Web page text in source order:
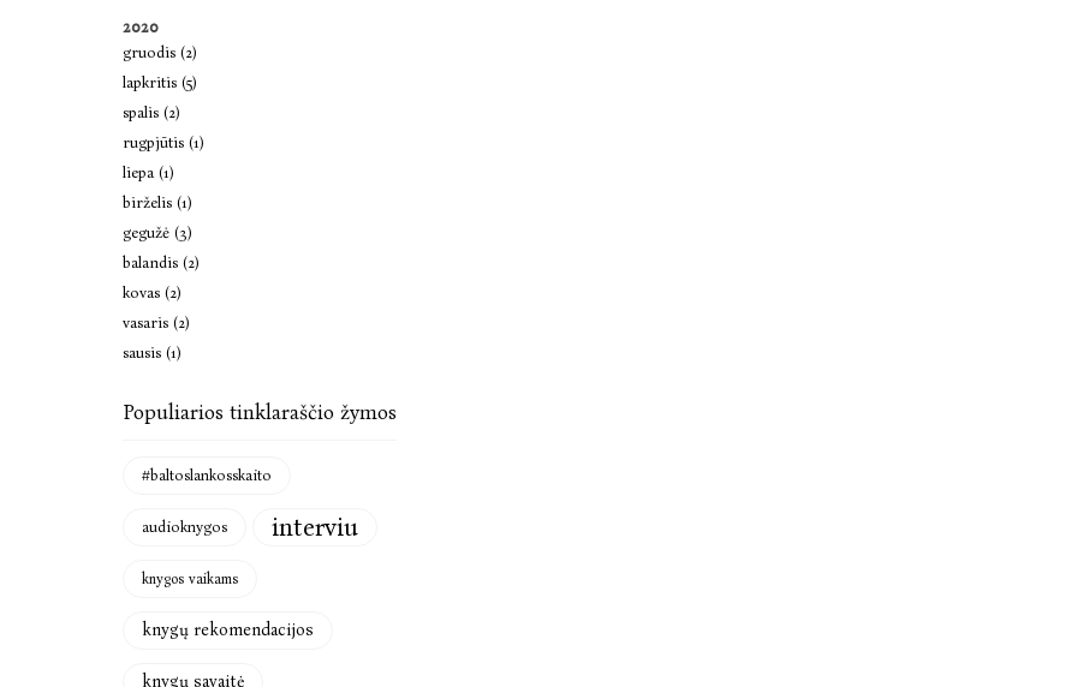
2020
gruodis (2)
lapkritis (5)
spalis (2)
rugpjūtis (1)
liepa (1)
birželis (1)
gegužė (3)
balandis (2)
kovas (2)
vasaris (2)
sausis (1)
Populiarios tinklaraščio žymos
#baltoslankosskaito
audioknygos interviu
knygos vaikams
knygų rekomendacijos
knygų savaitė